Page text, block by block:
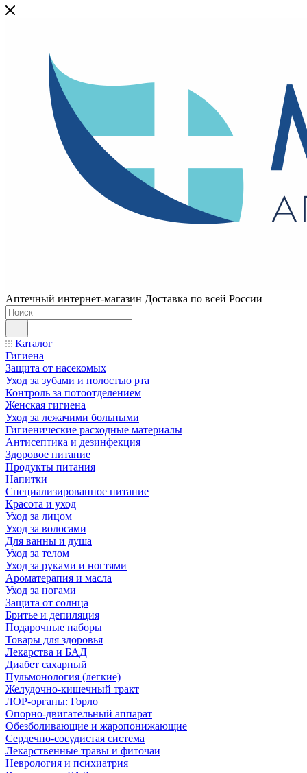
Аптечный интернет-магазин Доставка по всей России
Каталог
Гигиена
Защита от насекомых
Уход за зубами и полостью рта
Контроль за потоотделением
Женская гигиена
Уход за лежачими больными
Гигиенические расходные материалы
Антисептика и дезинфекция
Здоровое питание
Продукты питания
Напитки
Специализированное питание
Красота и уход
Уход за лицом
Уход за волосами
Для ванны и душа
Уход за телом
Уход за руками и ногтями
Ароматерапия и масла
Уход за ногами
Защита от солнца
Бритье и депиляция
Подарочные наборы
Товары для здоровья
Лекарства и БАД
Диабет сахарный
Пульмонология (легкие)
Желудочно-кишечный тракт
ЛОР-органы: Горло
Опорно-двигательный аппарат
Обезболивающие и жаропонижающие
Сердечно-сосудистая система
Лекарственные травы и фиточаи
Неврология и психиатрия